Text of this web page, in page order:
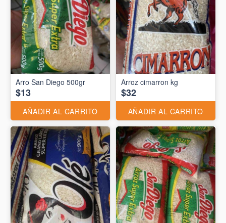
Arro San Diego 500gr
$13
AÑADIR AL CARRITO
Arroz cimarron kg
$32
AÑADIR AL CARRITO